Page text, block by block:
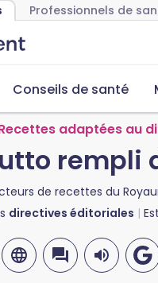
Professionnels de
Conseils de santé
adaptées au
rempli
de recettes du
directives éditoriales